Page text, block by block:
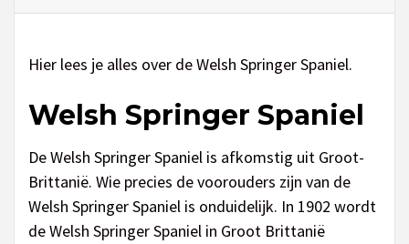
Hier lees je alles over de Welsh Springer Spaniel.
Welsh Springer Spaniel
De Welsh Springer Spaniel is afkomstig uit Groot-
Brittanië. Wie precies de voorouders zijn van de
Welsh Springer Spaniel is onduidelijk. In 1902 wordt
de Welsh Springer Spaniel in Groot Brittanië